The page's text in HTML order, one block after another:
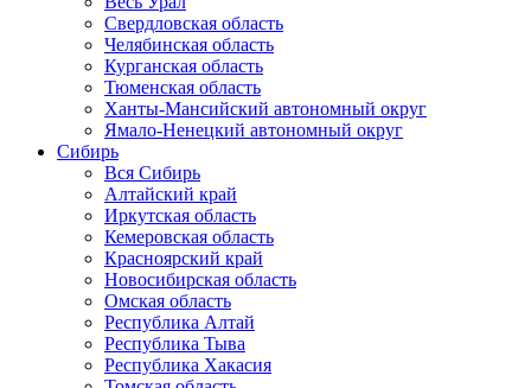
Свердловская область
Челябинская область
Курганская область
Тюменская область
Ханты-Мансийский автономный округ
Ямало-Ненецкий автономный округ
Сибирь
Вся Сибирь
Алтайский край
Иркутская область
Кемеровская область
Красноярский край
Новосибирская область
Омская область
Республика Алтай
Республика Тыва
Республика Хакасия